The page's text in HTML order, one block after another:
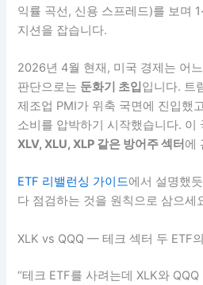
익률 곡선, 신용 스프레드)를 보며
지션을 잡습니다.
2026년 4월 현재, 미국 경제는 어
판단으로는 둔화기 초입 입니다. 트
제조업 PMI가 위축 국면에 진입했
소비를 압박하기 시작했습니다. 이
XLV, XLU, XLP 같은 방어주 섹터 에
ETF 리밸런싱 가이드에서 설명했
다 점검하는 것을 원칙으로 삼으세
XLK vs QQQ — 테크 섹터 두 ETF
“테크 ETF를 사려는데 XLK와